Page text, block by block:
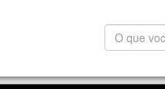
O
que
está